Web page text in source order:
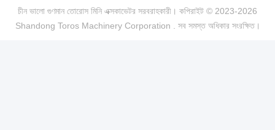
চীন ভালো গুণমান তোরোস মিনি এক্সকাভেটর সরবরাহকারী। কপিরাইট © 2023-2026
Shandong Toros Machinery Corporation . সব সমস্ত অধিকার সংরক্ষিত।